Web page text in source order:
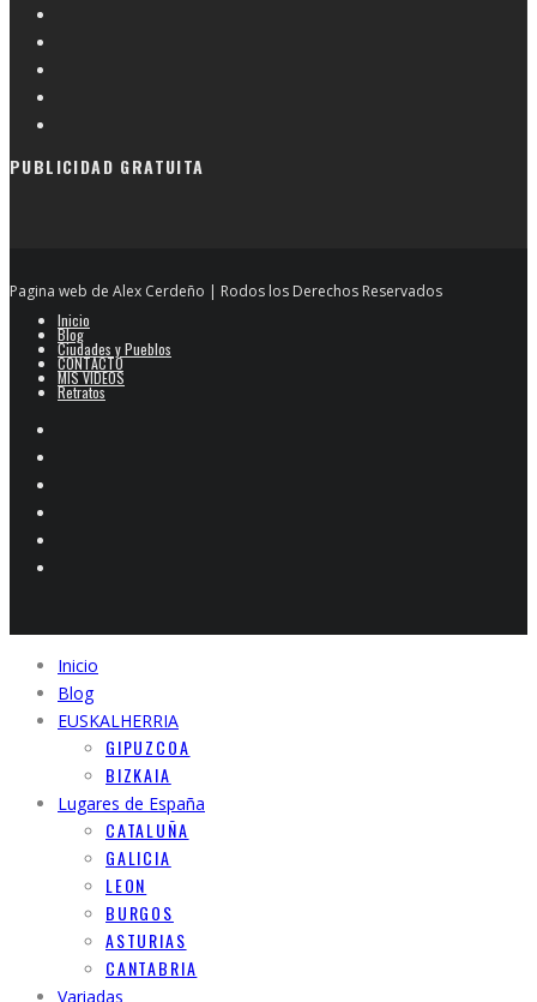
PUBLICIDAD GRATUITA
Pagina web de Alex Cerdeño | Rodos los Derechos Reservados
Inicio
Blog
Ciudades y Pueblos
CONTACTO
MIS VIDEOS
Retratos
Inicio
Blog
EUSKALHERRIA
GIPUZCOA
BIZKAIA
Lugares de España
CATALUÑA
GALICIA
LEON
BURGOS
ASTURIAS
CANTABRIA
Variadas